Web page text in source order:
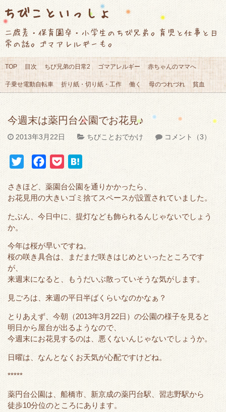
ちびこといっしょ
二歳差・保育園卒・小学生のちび兄弟。育児と仕事と日
常の話。ゴマアレルギーも。
TOP 目次 ちび兄弟の日常2 ゴマアレルギー 赤ちゃんのママへ
子乗せ電動自転車 折り紙・切り紙・工作 働く 母のつれづれ 貧血
今週末は薬円台公園でお花見♪
2013年3月22日 ちびことおでかけ コメント（3）
i
t
t
r
c
e
b
o
k
c
e
t
e
n
さきほど、薬園台公園を通りかかったら、
お花見用の大きいゴミ捨てスペースが設置されていました。
たぶん、今日中に、提灯なども飾られるんじゃないでしょう
か。
今年は桜が早いですね。
桜の咲き具合は、まだまだ咲きはじめといったところです
が、
来週末になると、もうだいぶ散っていそうな気がします。
見ごろは、来週の平日半ばくらいなのかなぁ？
とりあえず、今朝（2013年3月22日）の公園の様子を見ると
明日から屋台が出るようなので、
今週末にお花見するのは、悪くないんじゃないでしょうか。
日曜は、なんとなくお天気が心配ですけどね。
*****
薬円台公園は、船橋市、新京成の薬円台駅、習志野駅から
徒歩10分位のところにあります。